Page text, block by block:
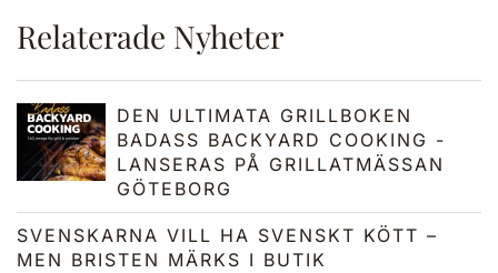
Relaterade Nyheter
DEN ULTIMATA GRILLBOKEN
BADASS BACKYARD COOKING -
LANSERAS PÅ GRILLATMÄSSAN
GÖTEBORG
SVENSKARNA VILL HA SVENSKT KÖTT –
MEN BRISTEN MÄRKS I BUTIK